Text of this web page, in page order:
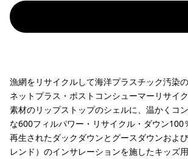
漁網をリサイクルして海洋プラスチック汚染の
ネットプラス・ポストコンシューマーリサイ
素材のリップストップのシェルに、温かくコ
な600フィルパワー・リサイクル・ダウン100
再生されたダックダウンとグースダウンおよ
レンド）のインサレーションを施したキッズ